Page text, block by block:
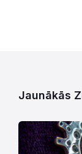
Jaunākās